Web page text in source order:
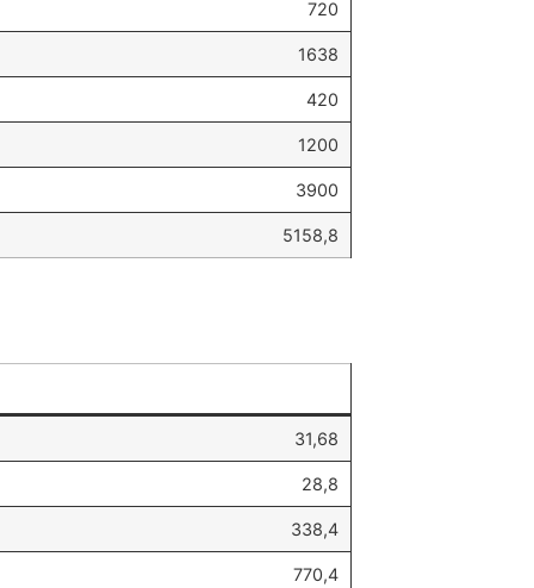
720
1638
420
1200
3900
5158,8
31,68
28,8
338,4
770,4